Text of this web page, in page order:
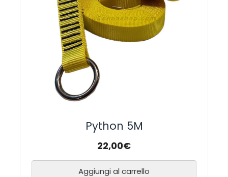
Python 5M
22,00€
Aggiungi al carrello